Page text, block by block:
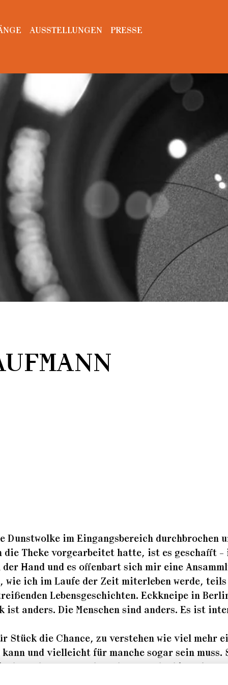
AUSSTELLUNGEN PRESSE
Dunstwolke im Eingangsbereich durchbrochen
die Theke vorgearbeitet hatte, ist es geschafft –
Hand und es offenbart sich mir eine
ich im Laufe der Zeit miterleben werde, teils
Lebensgeschichten. Eckkneipe in
ist anders. Die Menschen sind anders. Es ist
Stück die Chance, zu verstehen wie viel mehr
und vielleicht für manche sogar sein muss.
auf alles, auch auf die Dinge die